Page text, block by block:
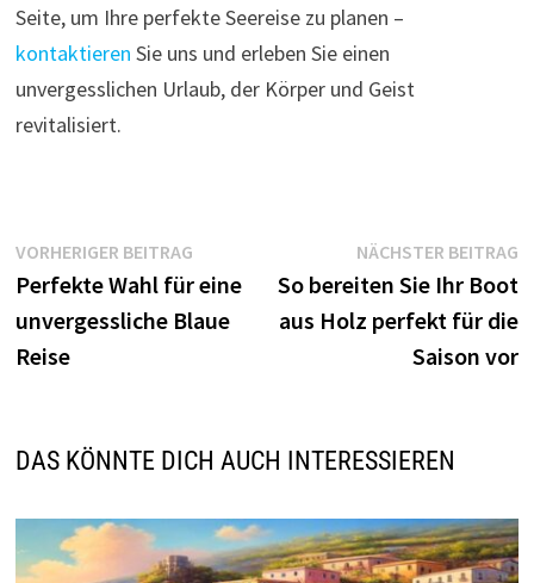
Seite, um Ihre perfekte Seereise zu planen –
kontaktieren Sie uns und erleben Sie einen
unvergesslichen Urlaub, der Körper und Geist
revitalisiert.
Beitragsnavigation
VORHERIGER BEITRAGVorheriger
Beitrag:
Perfekte Wahl für eine
unvergessliche Blaue
Reise
NÄCHSTER BEITRAG
So bereiten Sie Ihr Boot
aus Holz perfekt für die
Saison vor
DAS KÖNNTE DICH AUCH INTERESSIEREN